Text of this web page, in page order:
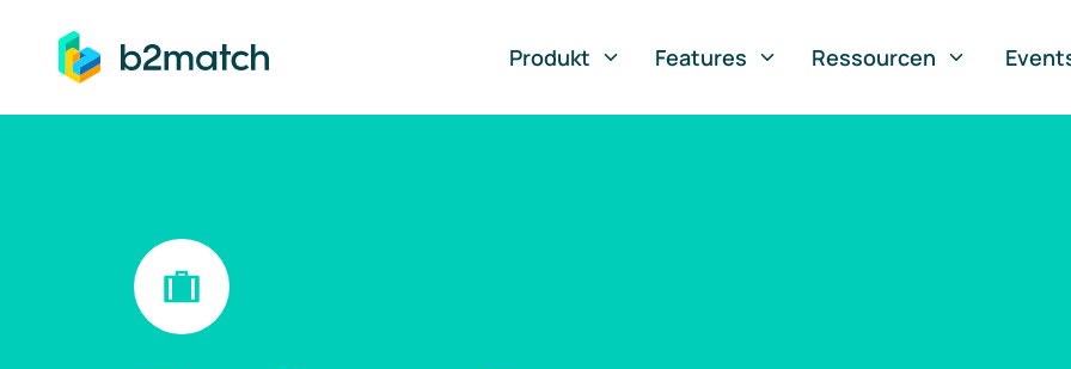
springen
Produkt
Features Ressourcen